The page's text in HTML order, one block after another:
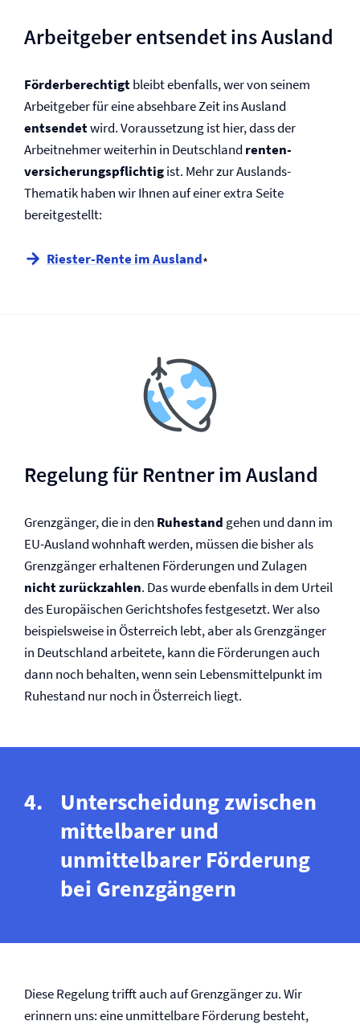
Arbeitgeber entsendet ins Ausland
Förderberechtigtbleibt ebenfalls, wer von seinem
Arbeitgeber für eine absehbare Zeit ins Ausland
entsendetwird. Voraussetzung ist hier, dass der
Arbeitnehmer weiterhin in Deutschland renten­
versicherungspflichtigist. Mehr zur Auslands-
Thematik haben wir Ihnen auf einer extra Seite
bereitgestellt:
Riester-Rente im Ausland*
Regelung für Rentner im Ausland
Grenzgänger, die in den Ruhestand gehen und dann im
EU-Ausland wohnhaft werden, müssen die bisher als
Grenzgänger erhaltenen Förderungen und Zulagen
nicht zurückzahlen. Das wurde ebenfalls in dem Urteil
des Europäischen Gerichtshofes festgesetzt. Wer also
beispielsweise in Österreich lebt, aber als Grenzgänger
in Deutschland arbeitete, kann die Förderungen auch
dann noch behalten, wenn sein Lebensmittelpunkt im
Ruhestand nur noch in Österreich liegt.
Unterscheidung zwischen
mittelbarer und
unmittelbarer Förderung
bei Grenzgängern
Diese Regelung trifft auch auf Grenzgänger zu. Wir
erinnern uns: eine unmittelbare Förderung besteht,